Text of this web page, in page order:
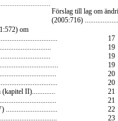
Förslag till lag om
(2005:716)
om
17
19
19
19
20
20
(kapitel II).............
21
21
.............................
22
23